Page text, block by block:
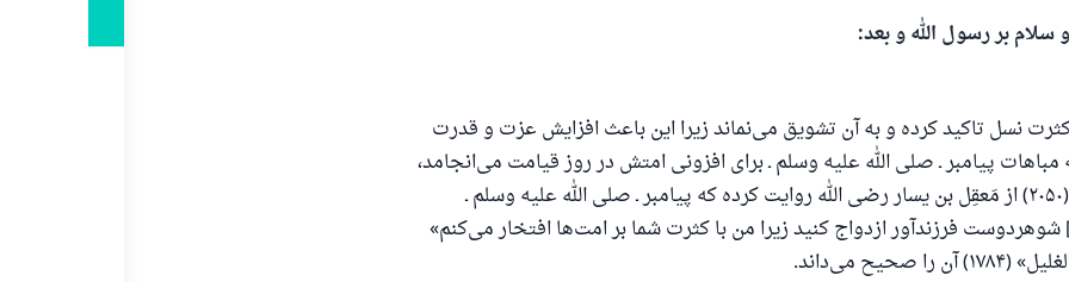
و سلام بر رسول الله و بعد:
کثرت نسل تاکید کرده و به آن تشویق می‌نماند زیرا این باعث افزایش عزت و قدرت
پیامبر ـ صلی الله علیه وسلم ـ برای افزونی امتش در روز قیامت می‌انجامد،
چنانکه ابوداوود (۲۰۵۰) از مَعقِل بن یسار رضی الله روایت کرده که پیامبر ـ صلی الله علیه وسلم ـ
شوهردوست فرزندآور ازدواج کنید زیرا من با کثرت شما بر امت‌ها افتخار می‌کنم»
را صحیح می‌داند.